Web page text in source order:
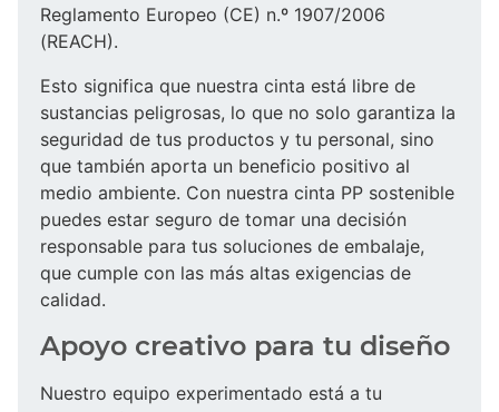
Reglamento Europeo (CE) n.º 1907/2006
(REACH).
Esto significa que nuestra cinta está libre de
sustancias peligrosas, lo que no solo garantiza la
seguridad de tus productos y tu personal, sino
que también aporta un beneficio positivo al
medio ambiente. Con nuestra cinta PP sostenible
puedes estar seguro de tomar una decisión
responsable para tus soluciones de embalaje,
que cumple con las más altas exigencias de
calidad.
Apoyo creativo para tu diseño
Nuestro equipo experimentado está a tu